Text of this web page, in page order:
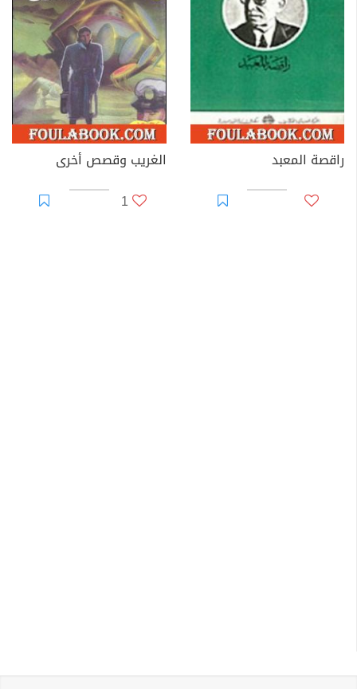
راقصة المعبد
الغريب وقصص أخرى
1